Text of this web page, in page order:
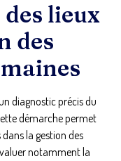
lieux
des
diagnostic précis du
démarche permet
la gestion des
notamment la